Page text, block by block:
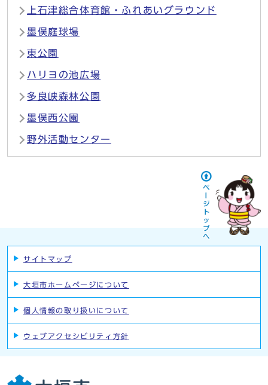
上石津総合体育館・ふれあいグラウンド
墨俣庭球場
東公園
ハリヨの池広場
多良峡森林公園
墨俣西公園
野外活動センター
サイトマップ
大垣市ホームページについて
個人情報の取り扱いについて
ウェブアクセシビリティ方針